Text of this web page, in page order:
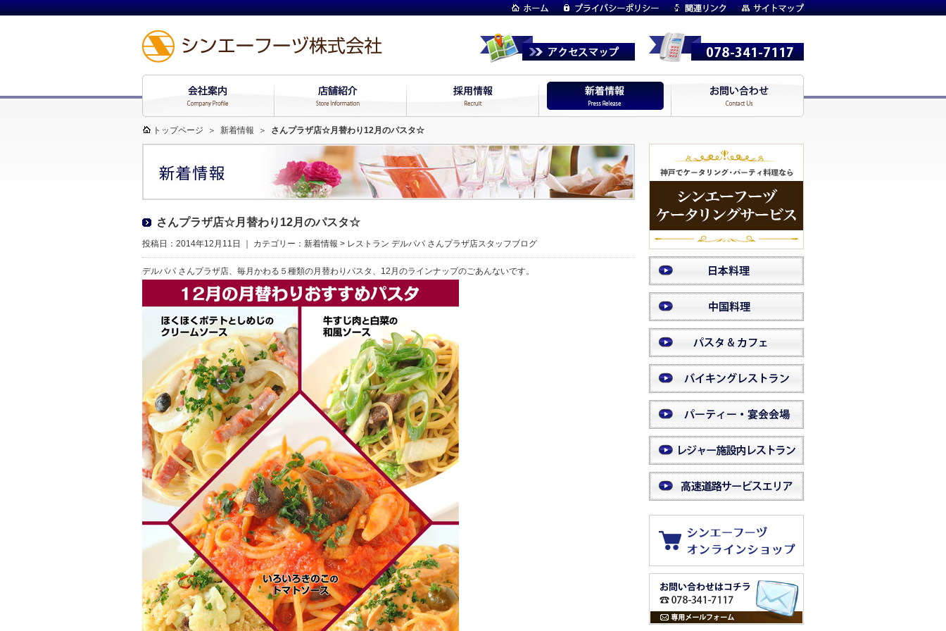
トップページ ＞ 新着情報 ＞ さんプラザ店☆月替わり12月のパスタ☆
さんプラザ店☆月替わり12月のパスタ☆
投稿日：2014年12月11日 ｜ カテゴリー： 新着情報 > レストラン デルパパ さんプラザ店スタッフブログ
デルパパ さんプラザ店、毎月かわる５種類の月替わりパスタ、12月のラインナップのごあんないです。